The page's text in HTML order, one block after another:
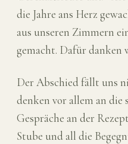
die Jahre ans Herz
aus unseren Zimmern
gemacht. Dafür danken
Der Abschied fällt uns
denken vor allem an die
Gespräche an der
Stube und all die